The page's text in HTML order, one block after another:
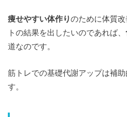
痩せやすい体作りのために体質
トの結果を出したいのであれば、
道なのです。
筋トレでの基礎代謝アップは補
す。